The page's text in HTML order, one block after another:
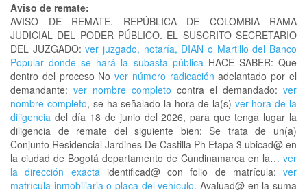
Aviso de remate:
AVISO DE REMATE. REPÚBLICA DE COLOMBIA RAMA
JUDICIAL DEL PODER PÚBLICO. EL SUSCRITO SECRETARIO
DEL JUZGADO: ver juzgado, notaría, DIAN o Martillo del Banco
Popular donde se hará la subasta públicaHACE SABER: Que
dentro del proceso Nover número radicación adelantado por el
demandante: ver nombre completo contra el demandado: ver
nombre completo, se ha señalado la hora de la(s) ver hora de la
diligencia del día 18 de junio del 2026, para que tenga lugar la
diligencia de remate del siguiente bien: Se trata de un(a)
Conjunto Residencial Jardines De Castilla Ph Etapa 3 ubicad@ en
la ciudad de Bogotá departamento de Cundinamarca en la… ver
la dirección exactaidentificad@ con folio de matrícula: ver
matrícula inmobiliaria o placa del vehículo. Avaluad@ en la suma